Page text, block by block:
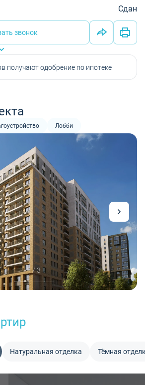
Сдан
звонок
получают одобрение по ипотеке
Лобби
1 / 3
Натуральная отделка Тёмная